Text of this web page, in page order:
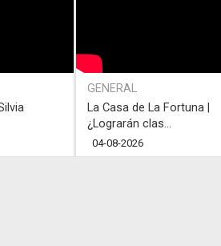
GENERAL
La Casa de La Fortuna |
¿Lograrán clas...
04-08-2026